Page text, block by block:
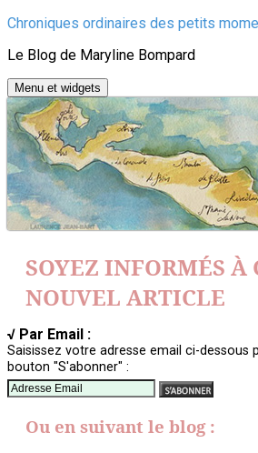
Aller
contenu
Chroniques ordinaires des petits
Le Blog de Maryline Bompard
Menu et widgets
SOYEZ INFORMÉS À
NOUVEL ARTICLE
√ Par Email :
Saisissez votre adresse email ci-dessous
bouton "S'abonner" :
Ou en suivant le blog :